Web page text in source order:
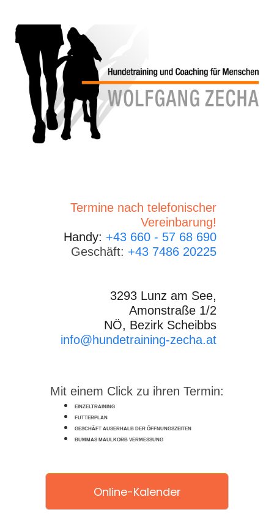
Termine nach telefonischer
Vereinbarung!
Handy: +43 660 - 57 68 690
Geschäft: +43 7486 20225
3293 Lunz am See,
Amonstraße 1/2
NÖ, Bezirk Scheibbs
info@hundetraining-zecha.at
Mit einem Click zu ihren Termin:
EINZELTRAINING
FUTTERPLAN
GESCHÄFT AUSERHALB DER ÖFFNUNGSZEITEN
BUMMAS MAULKORB VERMESSUNG
Online-Kalender